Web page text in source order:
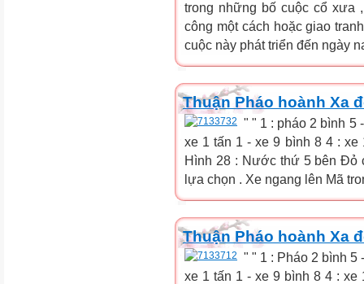
trong những bố cuộc cổ xưa
công một cách hoặc giao
cuộc này phát triển đến ngày
Thuận Pháo hoành Xa
" " 1 : pháo 2 bình 5
xe 1 tấn 1 - xe 9 bình 8 4 :
Hình 28 : Nước thứ 5 bên Đỏ
lựa chọn . Xe ngang lên Mã
Thuận Pháo hoành Xa
" " 1 : Pháo 2 bình 5
xe 1 tấn 1 - xe 9 bình 8 4 : xe